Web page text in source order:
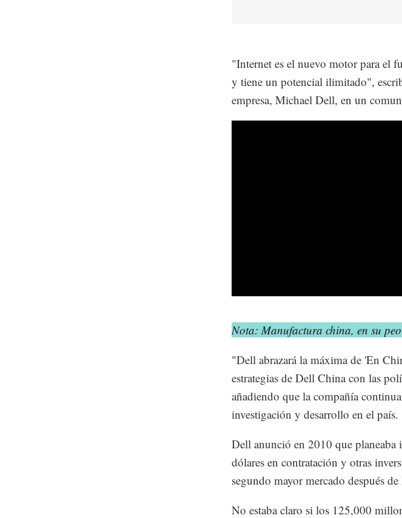
"Internet es el nuevo motor para el
y tiene un potencial ilimitado",
empresa, Michael Dell, en un
Nota: Manufactura china, en su
"Dell abrazará la máxima de 'En
estrategias de Dell China con las
añadiendo que la compañía
investigación y desarrollo en el país.
Dell anunció en 2010 que
dólares en contratación y otras
segundo mayor mercado después
No estaba claro si los 125,000